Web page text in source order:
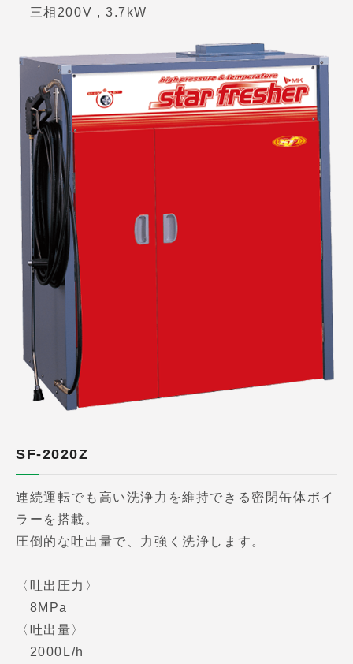
三相200V , 3.7kW
SF-2020Z
連続運転でも高い洗浄力を維持できる密閉缶体ボイ
ラーを搭載。
圧倒的な吐出量で、力強く洗浄します。
〈吐出圧力〉
8MPa
〈吐出量〉
2000L/h